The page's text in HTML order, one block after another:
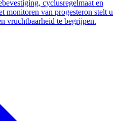
cyclusregelmaat en
monitoren van progesteron stelt u
vruchtbaarheid te begrijpen.